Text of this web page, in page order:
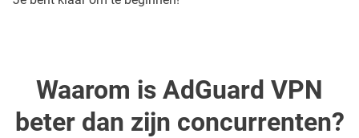
Waarom is AdGuard VPN
beter dan zijn concurrenten?